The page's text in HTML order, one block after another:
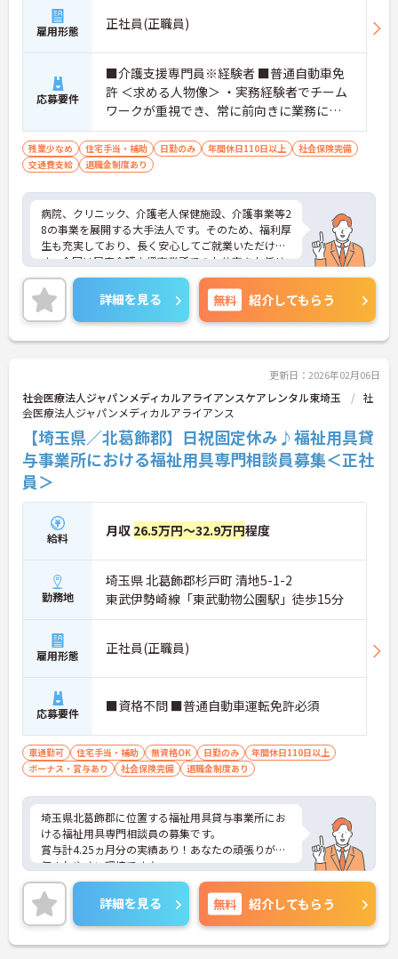
雇用形態 正社員(正職員)
応募要件
■介護支援専門員※経験者 ■普通自動車免
許 ＜求める人物像＞ ・実務経験者でチーム
ワークが重視でき、常に前向きに業務に取
り組める方
残業少なめ 住宅手当・補助 日勤のみ 年間休日110日以上
社会保険完備
交通費支給
退職金制度あり
病院、クリニック、介護老人保健施設、介護事業等2
8の事業を展開する大手法人です。そのため、福利厚
生も充実しており、長く安心してご就業いただけま
す。今回は居宅介護支援事業所でのお仕事をお任せ
いたします。複数の介護支援専門員が在籍してお
り、相談もしやすい学べる環境です。日祝固定休
み、17時30分定時で、プライベートとの両立もしい
やすいです。ご興味のある方には、面接対策ポイン
トなど、さらに詳細をお話しいたしますのでお気軽
詳細を見る 無料 紹介してもらう
更新日：2026年02月06日
社会医療法人ジャパンメディカルアライアンスケアレンタル東埼玉
社
会医療法人ジャパンメディカルアライアンス
【埼玉県／北葛飾郡】日祝固定休み♪福祉用具貸
与事業所における福祉用具専門相談員募集＜正社
員＞
給料 月収 26.5万円～32.9万円程度
勤務地
埼玉県 北葛飾郡杉戸町 清地5-1-2
東武伊勢崎線「東武動物公園駅」徒歩15分
雇用形態 正社員(正職員)
応募要件 ■資格不問 ■普通自動車運転免許必須
車通勤可 住宅手当・補助 無資格OK 日勤のみ
年間休日110日以上
ボーナス・賞与あり
社会保険完備 退職金制度あり
埼玉県北葛飾郡に位置する福祉用具貸与事業所にお
ける福祉用具専門相談員の募集です。
賞与計4.25ヵ月分の実績あり！あなたの頑張りが評
価されやすい環境です♪
マイカー通勤可能なので通勤ラクラク◎
ご興味のある方には面接ポイントをお伝えしますの
で、お気軽にお問い合わせください！
詳細を見る 無料 紹介してもらう